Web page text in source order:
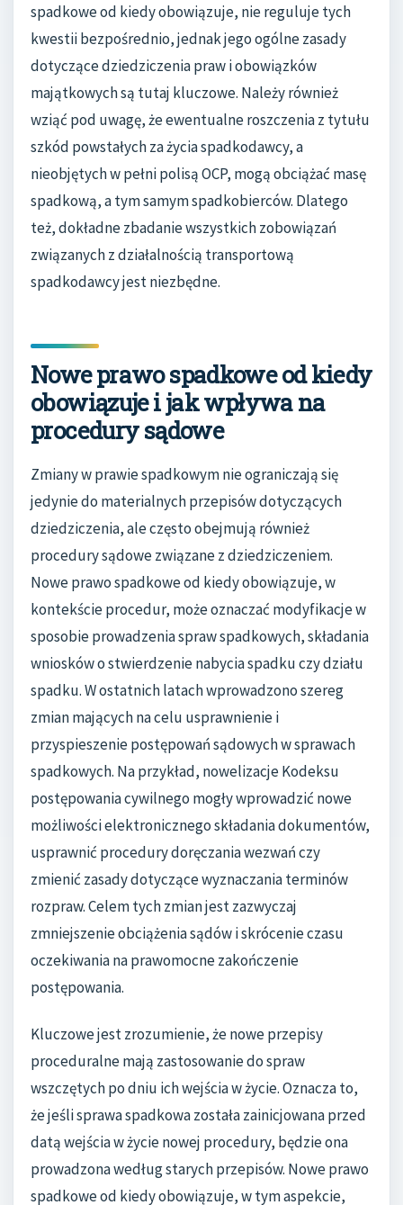
spadkowe od kiedy obowiązuje, nie reguluje tych
kwestii bezpośrednio, jednak jego ogólne zasady
dotyczące dziedziczenia praw i obowiązków
majątkowych są tutaj kluczowe. Należy również
wziąć pod uwagę, że ewentualne roszczenia z tytułu
szkód powstałych za życia spadkodawcy, a
nieobjętych w pełni polisą OCP, mogą obciążać masę
spadkową, a tym samym spadkobierców. Dlatego
też, dokładne zbadanie wszystkich zobowiązań
związanych z działalnością transportową
spadkodawcy jest niezbędne.
Nowe prawo spadkowe od kiedy
obowiązuje i jak wpływa na
procedury sądowe
Zmiany w prawie spadkowym nie ograniczają się
jedynie do materialnych przepisów dotyczących
dziedziczenia, ale często obejmują również
procedury sądowe związane z dziedziczeniem.
Nowe prawo spadkowe od kiedy obowiązuje, w
kontekście procedur, może oznaczać modyfikacje w
sposobie prowadzenia spraw spadkowych, składania
wniosków o stwierdzenie nabycia spadku czy działu
spadku. W ostatnich latach wprowadzono szereg
zmian mających na celu usprawnienie i
przyspieszenie postępowań sądowych w sprawach
spadkowych. Na przykład, nowelizacje Kodeksu
postępowania cywilnego mogły wprowadzić nowe
możliwości elektronicznego składania dokumentów,
usprawnić procedury doręczania wezwań czy
zmienić zasady dotyczące wyznaczania terminów
rozpraw. Celem tych zmian jest zazwyczaj
zmniejszenie obciążenia sądów i skrócenie czasu
oczekiwania na prawomocne zakończenie
postępowania.
Kluczowe jest zrozumienie, że nowe przepisy
proceduralne mają zastosowanie do spraw
wszczętych po dniu ich wejścia w życie. Oznacza to,
że jeśli sprawa spadkowa została zainicjowana przed
datą wejścia w życie nowej procedury, będzie ona
prowadzona według starych przepisów. Nowe prawo
spadkowe od kiedy obowiązuje, w tym aspekcie,